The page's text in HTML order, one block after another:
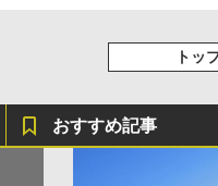
トッ
おすすめ記事